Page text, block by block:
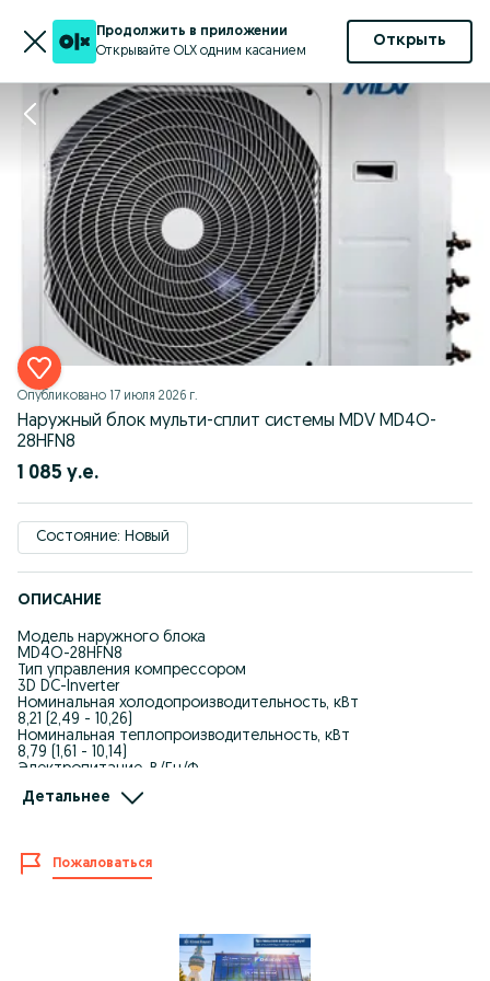
Продолжить в приложении
Открывайте OLX одним касанием
Открыть
Опубликовано 17 июля 2026 г.
Наружный блок мульти-сплит системы MDV MD4O-
28HFN8
1 085 у.е.
Состояние: Новый
ОПИСАНИЕ
Модель наружного блока
MD4O-28HFN8
Тип управления компрессором
3D DC-Inverter
Номинальная холодопроизводительность, кВт
8,21 (2,49 - 10,26)
Номинальная теплопроизводительность, кВт
8,79 (1,61 - 10,14)
Электропитание, В/Гц/Ф
Номинальная потребляемая мощность (охлаждение), кВт
7,00
Класс энергоэффективности (охлаждение)
Номинальная потребляемая мощность (нагрев), кВт
SCOP (усредненный, Tbiv= -7°C), Вт/Вт
Детальнее
Пожаловаться